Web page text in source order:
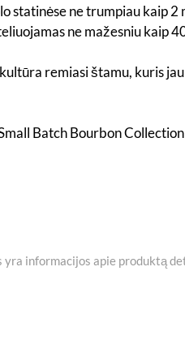
statinėse ne trumpiau kaip 2
ne mažesniu kaip
remiasi štamu, kuris
Batch Bourbon
informacijos apie produktą